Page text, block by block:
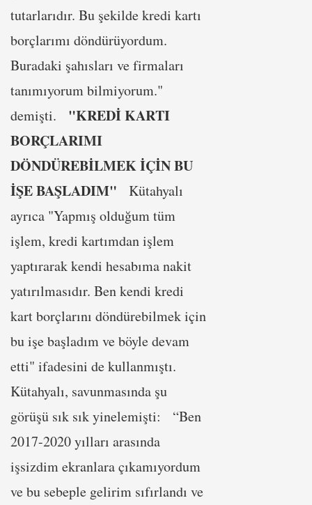
tutarlarıdır. Bu şekilde kredi kartı
borçlarımı döndürüyordum.
Buradaki şahısları ve firmaları
tanımıyorum bilmiyorum."
demişti. "KREDİ KARTI
BORÇLARIMI
DÖNDÜREBİLMEK İÇİN BU
İŞE BAŞLADIM" Kütahyalı
ayrıca "Yapmış olduğum tüm
işlem, kredi kartımdan işlem
yaptırarak kendi hesabıma nakit
yatırılmasıdır. Ben kendi kredi
kart borçlarını döndürebilmek için
bu işe başladım ve böyle devam
etti" ifadesini de kullanmıştı.
Kütahyalı, savunmasında şu
görüşü sık sık yinelemişti: “Ben
2017-2020 yılları arasında
işsizdim ekranlara çıkamıyordum
ve bu sebeple gelirim sıfırlandı ve